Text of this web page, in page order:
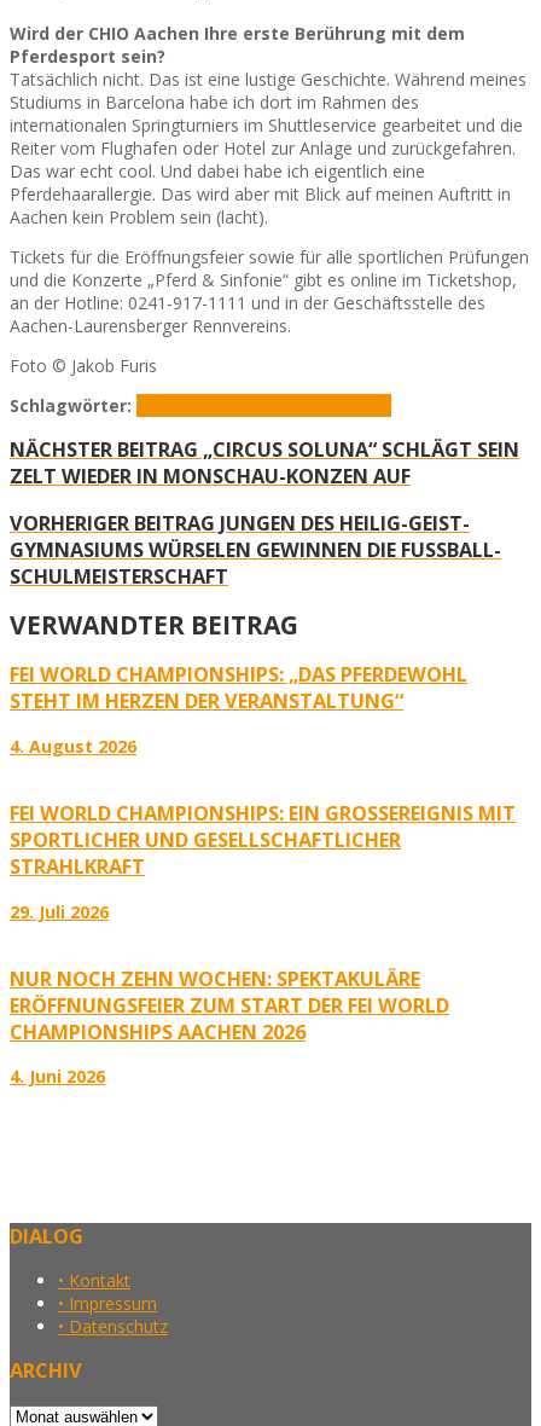
Wird der CHIO Aachen Ihre erste Berührung mit dem
Pferdesport sein?
Tatsächlich nicht. Das ist eine lustige Geschichte. Während meines
Studiums in Barcelona habe ich dort im Rahmen des
internationalen Springturniers im Shuttleservice gearbeitet und die
Reiter vom Flughafen oder Hotel zur Anlage und zurückgefahren.
Das war echt cool. Und dabei habe ich eigentlich eine
Pferdehaarallergie. Das wird aber mit Blick auf meinen Auftritt in
Aachen kein Problem sein (lacht).
Tickets für die Eröffnungsfeier sowie für alle sportlichen Prüfungen
und die Konzerte „Pferd & Sinfonie“ gibt es online im Ticketshop,
an der Hotline: 0241-917-1111 und in der Geschäftsstelle des
Aachen-Laurensberger Rennvereins.
Foto © Jakob Furis
Schlagwörter:
NÄCHSTER BEITRAG „CIRCUS SOLUNA“ SCHLÄGT SEIN
ZELT WIEDER IN MONSCHAU-KONZEN AUF
VORHERIGER BEITRAG JUNGEN DES HEILIG-GEIST-
GYMNASIUMS WÜRSELEN GEWINNEN DIE FUSSBALL-S
CHULMEISTERSCHAFT
VERWANDTER BEITRAG
FEI WORLD CHAMPIONSHIPS: „DAS PFERDEWOHL
STEHT IM HERZEN DER VERANSTALTUNG“
4. August 2026
FEI WORLD CHAMPIONSHIPS: EIN GROSSEREIGNIS MIT S
PORTLICHER UND GESELLSCHAFTLICHER S
TRAHLKRAFT
29. Juli 2026
NUR NOCH ZEHN WOCHEN: SPEKTAKULÄRE
ERÖFFNUNGSFEIER ZUM START DER FEI WORLD
CHAMPIONSHIPS AACHEN 2026
4. Juni 2026
DIALOG
• Kontakt
• Impressum
• Datenschutz
ARCHIV
Archiv